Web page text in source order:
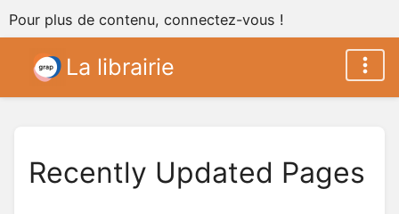
Pour plus de contenu, connectez-vous !
La librairie
Recently Updated Pages